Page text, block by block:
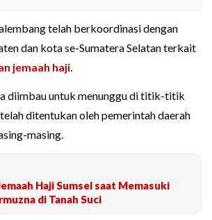
telah berkoordinasi dengan
dan kota se-Sumatera Selatan terkait
jemaah haji.
diimbau untuk menunggu di titik-titik
ditentukan oleh pemerintah daerah
masing.
Haji Sumsel saat Memasuki
di Tanah Suci